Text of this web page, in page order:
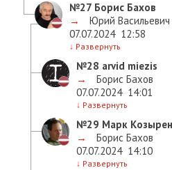
№27 Борис Бахов
→
Юрий
07.07.2024 12:58
↓ Развернуть
№28 arvid miezis
→
Борис Бахов
07.07.2024 14:01
↓ Развернуть
№29 Марк
→
Борис Бахов
07.07.2024 14:10
↓ Развернуть